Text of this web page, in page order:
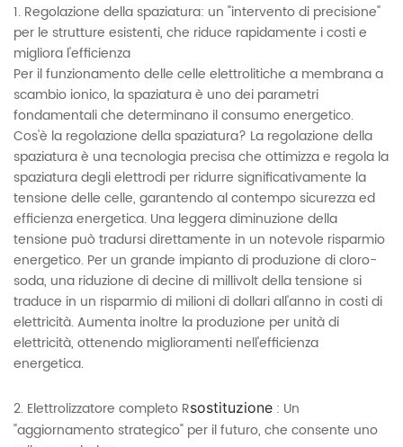
1. Regolazione della spaziatura: un "intervento di precisione"
per le strutture esistenti, che riduce rapidamente i costi e
migliora l'efficienza
Per il funzionamento delle celle elettrolitiche a membrana a
scambio ionico, la spaziatura è uno dei parametri
fondamentali che determinano il consumo energetico.
Cos'è la regolazione della spaziatura? La regolazione della
spaziatura è una tecnologia precisa che ottimizza e regola la
spaziatura degli elettrodi per ridurre significativamente la
tensione delle celle, garantendo al contempo sicurezza ed
efficienza energetica. Una leggera diminuzione della
tensione può tradursi direttamente in un notevole risparmio
energetico. Per un grande impianto di produzione di cloro-
soda, una riduzione di decine di millivolt della tensione si
traduce in un risparmio di milioni di dollari all'anno in costi di
elettricità. Aumenta inoltre la produzione per unità di
elettricità, ottenendo miglioramenti nell'efficienza
energetica.
2. Elettrolizzatore completo Rsostituzione : Un
"aggiornamento strategico" per il futuro, che consente uno